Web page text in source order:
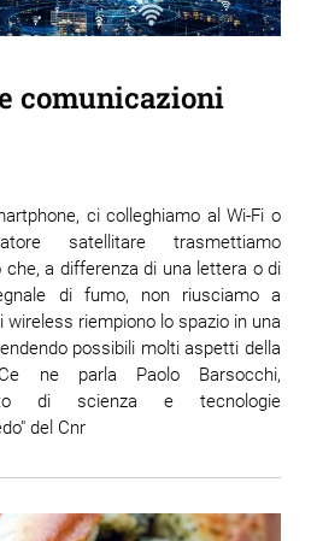
comunicazioni
ci colleghiamo al Wi-Fi o
satellitare trasmettiamo
che, a differenza di una lettera o di
di fumo, non riusciamo a
wireless riempiono lo spazio in una
possibili molti aspetti della
ne parla Paolo Barsocchi,
di scienza e tecnologie
del Cnr